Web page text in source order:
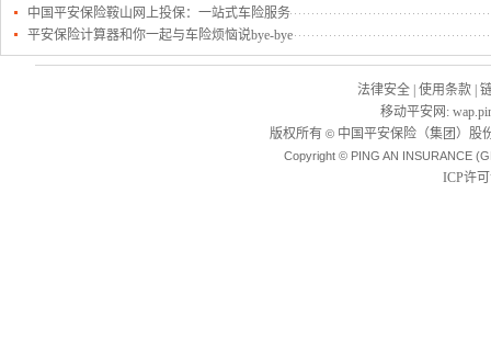
中国平安保险鞍山网上投保：一站式车险服务
平安保险计算器和你一起与车险烦恼说bye-bye
法律安全 使用条款
移动平安网 :
版权所有 ©中国平安保险（集团）股
Copyright © PING AN INSURANCE
ICP许